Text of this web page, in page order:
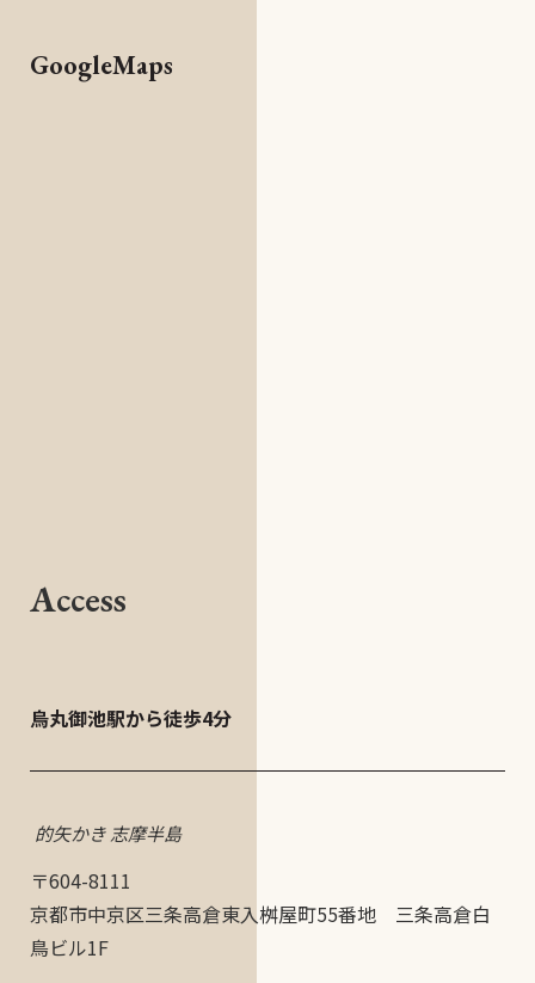
GoogleMaps
Access
烏丸御池駅から徒歩4分
的矢かき 志摩半島
〒604-8111
京都市中京区三条高倉東入桝屋町55番地 三条高倉白
鳥ビル1F